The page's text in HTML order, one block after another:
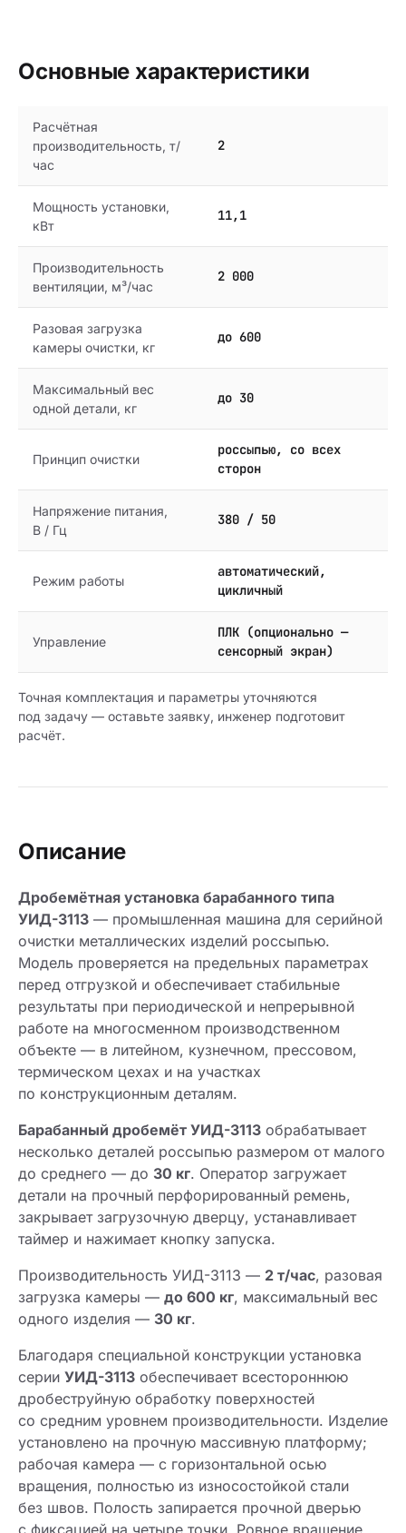
Основные характеристики
Расчётная
производительность, т/
час
2
Мощность установки,
кВт
11,1
Производительность
вентиляции, м³/час
2 000
Разовая загрузка
камеры очистки, кг
до 600
Максимальный вес
одной детали, кг
до 30
Принцип очистки
россыпью, со всех
сторон
Напряжение питания,
В / Гц
380 / 50
Режим работы
автоматический,
цикличный
Управление
ПЛК (опционально —
сенсорный экран)
Точная комплектация и параметры уточняются
под задачу — оставьте заявку, инженер подготовит
расчёт.
Описание
Дробемётная установка барабанного типа
УИД-3113 — промышленная машина для серийной
очистки металлических изделий россыпью.
Модель проверяется на предельных параметрах
перед отгрузкой и обеспечивает стабильные
результаты при периодической и непрерывной
работе на многосменном производственном
объекте — в литейном, кузнечном, прессовом,
термическом цехах и на участках
по конструкционным деталям.
Барабанный дробемёт УИД-3113 обрабатывает
несколько деталей россыпью размером от малого
до среднего — до 30 кг. Оператор загружает
детали на прочный перфорированный ремень,
закрывает загрузочную дверцу, устанавливает
таймер и нажимает кнопку запуска.
Производительность УИД-3113 — 2 т/час, разовая
загрузка камеры — до 600 кг, максимальный вес
одного изделия — 30 кг.
Благодаря специальной конструкции установка
серии УИД-3113 обеспечивает всестороннюю
дробеструйную обработку поверхностей
со средним уровнем производительности. Изделие
установлено на прочную массивную платформу;
рабочая камера — с горизонтальной осью
вращения, полностью из износостойкой стали
без швов. Полость запирается прочной дверью
с фиксацией на четыре точки. Ровное вращение